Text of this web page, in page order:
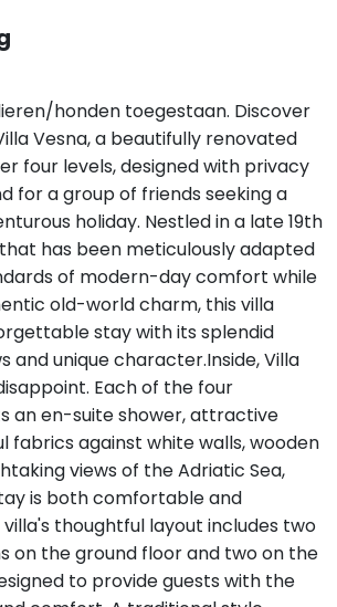
honden toegestaan. Discover
Vesna, a beautifully renovated
four levels, designed with privacy
for a group of friends seeking a
holiday. Nestled in a late 19th
has been meticulously adapted
of modern-day comfort while
old-world charm, this villa
stay with its splendid
and unique character.Inside, Villa
Each of the four
an en-suite shower, attractive
fabrics against white walls, wooden
views of the Adriatic Sea,
is both comfortable and
thoughtful layout includes two
on the ground floor and two on the
to provide guests with the